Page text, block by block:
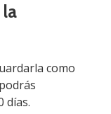
la
como
días.